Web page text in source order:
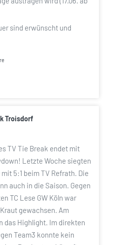
sind erwünscht und
Troisdorf
TV Tie Break endet mit
Letzte Woche siegten
5:1 beim TV Refrath. Die
auch in die Saison. Gegen
TC Lese GW Köln war
gewachsen. Am
das Highlight. Im direkten
Team3 konnte kein